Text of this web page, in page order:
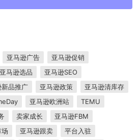
亚马逊广告
亚马逊促销
亚马逊选品
亚马逊SEO
新品推广 亚马逊政策
亚马逊清库存
亚马逊欧洲站
TEMU
卖家成长
亚马逊FBM
亚马逊跟卖
平台入驻